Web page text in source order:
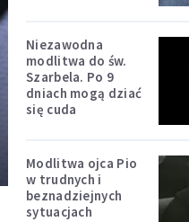
Niezawodna
modlitwa do św.
Szarbela. Po 9
dniach mogą dziać
się cuda
Modlitwa ojca Pio
w trudnych i
beznadziejnych
sytuacjach